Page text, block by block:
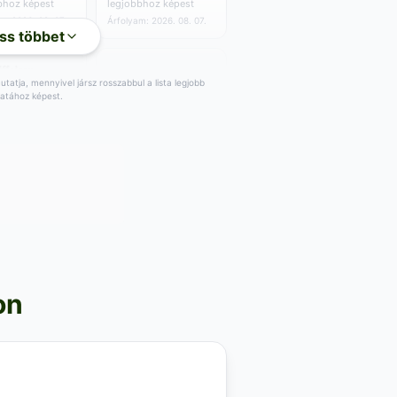
képest
2026. 08. 07.
legjobbhoz képest
Árfolyam: 2026. 08. 07.
GBP
többet
mennyivel jársz rosszabbul a lista legjobb
képest.